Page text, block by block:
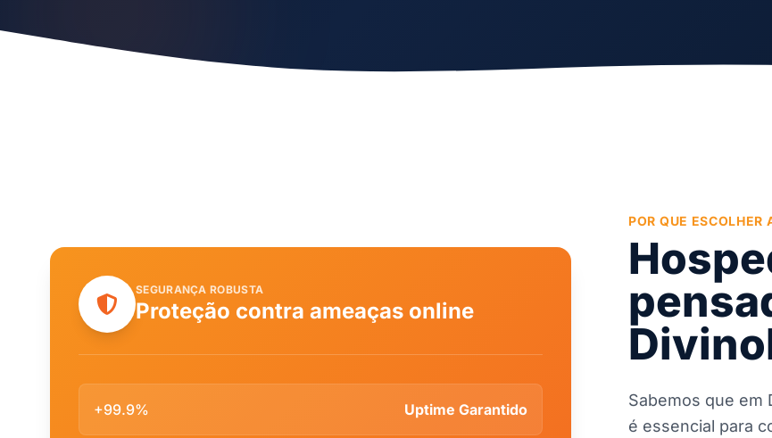
POR QUE ESCOLHER
Sabemos que em
é essencial para
SEGURANÇA ROBUSTA
Proteção contra ameaças online
+99.9% Uptime Garantido